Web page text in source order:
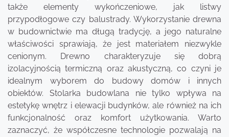
także elementy wykończeniowe, jak listwy
przypodłogowe czy balustrady. Wykorzystanie drewna
w budownictwie ma długą tradycję, a jego naturalne
właściwości sprawiają, że jest materiałem niezwykle
cenionym. Drewno charakteryzuje się dobrą
izolacyjnością termiczną oraz akustyczną, co czyni je
idealnym wyborem do budowy domów i innych
obiektów. Stolarka budowlana nie tylko wpływa na
estetykę wnętrz i elewacji budynków, ale również na ich
funkcjonalność oraz komfort użytkowania. Warto
zaznaczyć, że współczesne technologie pozwalają na